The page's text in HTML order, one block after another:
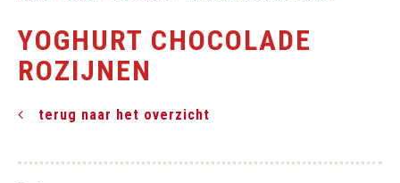
YOGHURT CHOCOLADE
ROZIJNEN
terug naar het overzicht